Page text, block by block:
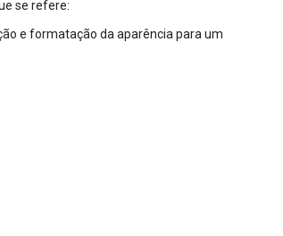
se refere:
e formatação da aparência para um